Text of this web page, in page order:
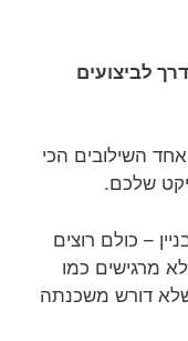
לביצועים
אחד השילובים הכי
שלכם.
– כולם רוצים
מרגישים כמו
דורש משכנתה